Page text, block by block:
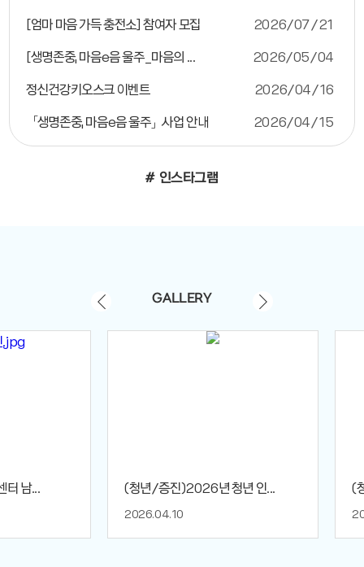
[엄마 마음 가득 충전소] 참여자 모집
2026/07/21
[생명존중, 마음e음 울주_마음의 ...
2026/05/04
정신건강키오스크 이벤트
2026/04/16
「생명존중, 마음e음 울주」사업 안내
2026/04/15
# 인스타그램
GALLERY
터 남... (청년/증진)2026년 청년 인...
2026.04.10
(